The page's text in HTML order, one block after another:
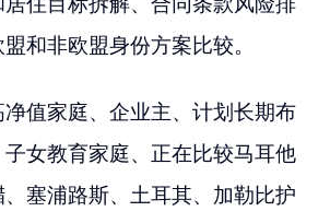
和非欧盟身份方案比较。
值家庭、企业主、计划长期布
子女教育家庭、正在比较马耳他
塞浦路斯、土耳其、加勒比护